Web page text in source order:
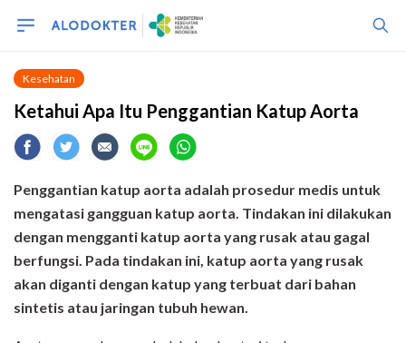
Kesehatan
Ketahui Apa Itu Penggantian Katup Aorta
Penggantian katup aorta adalah prosedur medis untuk
mengatasi gangguan katup aorta. Tindakan ini dilakukan
dengan mengganti katup aorta yang rusak atau gagal
berfungsi. Pada tindakan ini, katup aorta yang rusak
akan diganti dengan katup yang terbuat dari bahan
sintetis atau jaringan tubuh hewan.